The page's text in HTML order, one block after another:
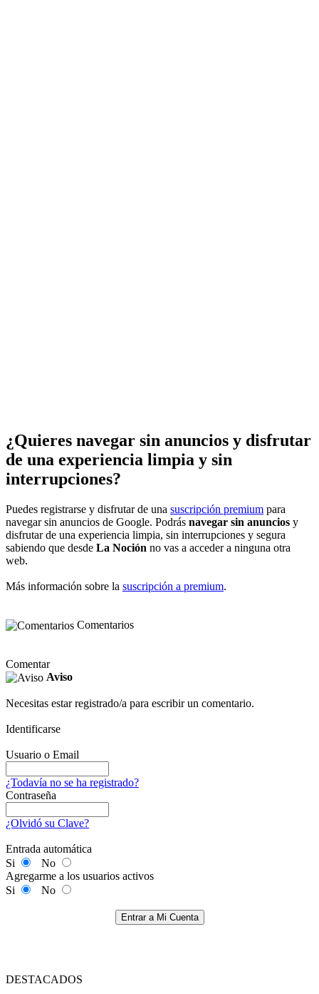
¿Quieres navegar sin anuncios y disfrutar
de una experiencia limpia y sin
interrupciones?
Puedes registrarse y disfrutar de una suscripción premium para
navegar sin anuncios de Google. Podrás navegar sin anuncios y
disfrutar de una experiencia limpia, sin interrupciones y segura
sabiendo que desde La Noción no vas a acceder a ninguna otra
web.
Más información sobre la suscripción a premium.
Comentarios
Comentar
Aviso
Necesitas estar registrado/a para escribir un comentario.
Identificarse
Usuario o Email
¿Todavía no se ha registrado?
Contraseña
¿Olvidó su Clave?
Entrada automática
Si
No
Agregarme a los usuarios activos
Si
No
Entrar a Mi Cuenta
DESTACADOS